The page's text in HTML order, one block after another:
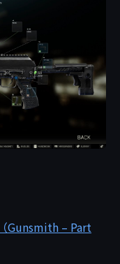
Gunsmith – Part